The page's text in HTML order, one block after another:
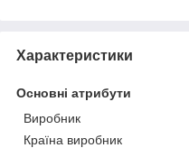
Характеристики
Основні атрибути
Виробник
Країна виробник